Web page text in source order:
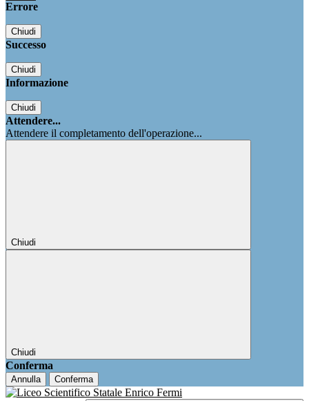
Errore
Chiudi
Successo
Chiudi
Informazione
Chiudi
Attendere...
Attendere il completamento dell'operazione...
Chiudi
Chiudi
Conferma
Annulla Conferma